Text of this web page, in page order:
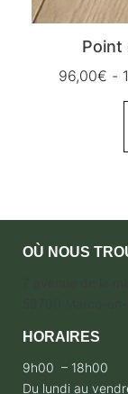
Point
96,00€ -
OÙ NOUS
HORAIRES
9h00 – 18h00
Du lundi au